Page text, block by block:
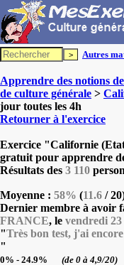
Autres
Apprendre des notions
de culture générale >
jour toutes les 4h
Retourner à l'exercice
Exercice "Californie
gratuit pour apprendre
Résultats des 3 110
Moyenne : 58% (11.6 /
Dernier membre à avoir
FRANCE, le vendredi
"Très bon test, j'ai
"
0% - 24.9% (de 0 à 4,9/20)